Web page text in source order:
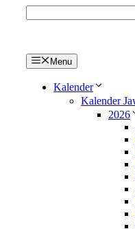
Menu
Kalender
Kalender
2026